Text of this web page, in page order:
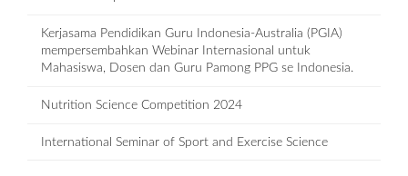
Kerjasama Pendidikan Guru Indonesia-Australia (PGIA)
mempersembahkan Webinar Internasional untuk
Mahasiswa, Dosen dan Guru Pamong PPG se Indonesia.
Nutrition Science Competition 2024
International Seminar of Sport and Exercise Science